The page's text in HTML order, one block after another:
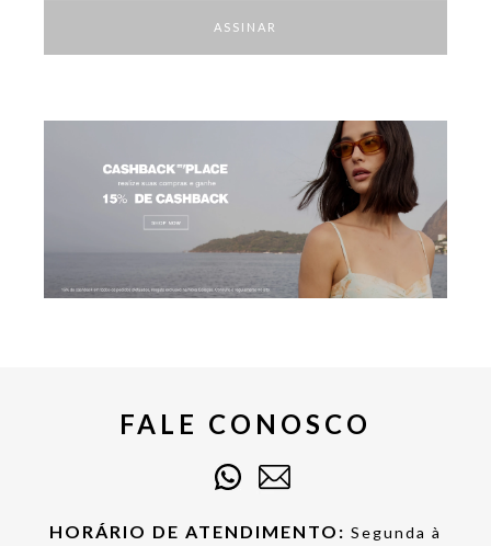
ASSINAR
FALE CONOSCO
HORÁRIO DE ATENDIMENTO: Segunda à